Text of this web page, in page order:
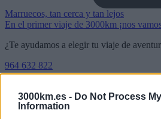
3000km.es - Do Not Process
Information
Navegación
de
entradas
Marruecos, tan cerca y tan lejos
En el primer viaje de 3000km ¡nos
¿Te ayudamos a elegir tu viaje de
964 632 822
672200042
De Lunes a Viernes de 10 a 19